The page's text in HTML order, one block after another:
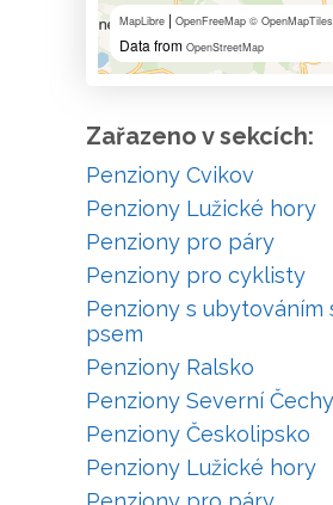
MapLibre | OpenFreeMap © OpenMapTiles
Data from OpenStreetMap
Zařazeno v sekcích:
Penziony Cvikov
Penziony Lužické hory
Penziony pro páry
Penziony pro cyklisty
Penziony s ubytováním
psem
Penziony Ralsko
Penziony Severní Čechy
Penziony Českolipsko
Penziony Lužické hory